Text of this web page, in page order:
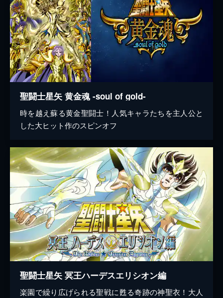
聖闘士星矢 黄金魂 -soul of gold-
時を越え蘇る黄金聖闘士！人気キャラたちを主人公と
した大ヒット作のスピンオフ
聖闘士星矢 冥王ハーデスエリシオン編
楽園で繰り広げられる聖戦に甦る奇跡の神聖衣！大人